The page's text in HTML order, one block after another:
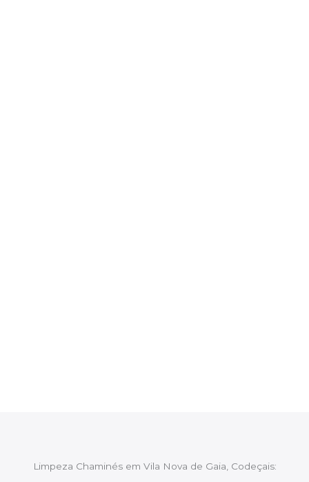
Limpeza Chaminés em Vila Nova de Gaia, Codeçais: